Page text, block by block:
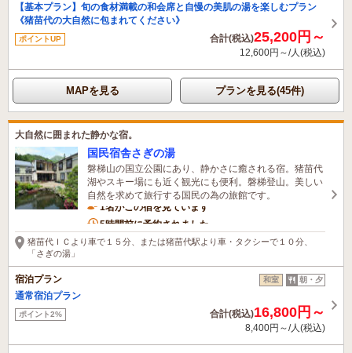
【基本プラン】旬の食材満載の和会席と自慢の美肌の湯を楽しむプラン
《猪苗代の大自然に包まれてください》
ポイントUP 合計(税込)25,200円～
12,600円～/人(税込)
MAPを見る プランを見る(45件)
大自然に囲まれた静かな宿。
国民宿舎さぎの湯
磐梯山の国立公園にあり、静かさに癒される宿。猪苗代
湖やスキー場にも近く観光にも便利。磐梯登山。美しい
自然を求めて旅行する国民の為の旅館です。
1名がこの宿を見ています
5時間前に予約されました
猪苗代ＩＣより車で１５分、または猪苗代駅より車・タクシーで１０分、
「さぎの湯」
宿泊プラン 和室 朝・夕
通常宿泊プラン
ポイント2% 合計(税込)16,800円～
8,400円～/人(税込)